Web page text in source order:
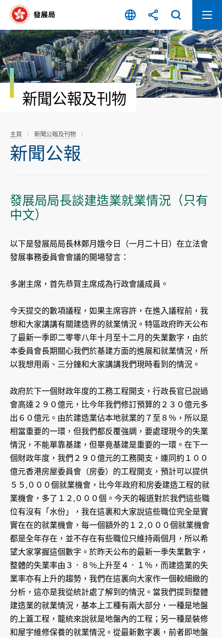
容
開
始
新聞公報及刊物
主頁 新聞公報及刊物
新聞公報
發展局局長談建造業就業情況（只有
中文）
以下是發展局局長林鄭月娥今日（一月二十日）在立法會
發展事務委員會會議的開場發言：
多謝主席，首先恭賀主席成為行政會議成員。
今天提交的數項議程，如果主席容許，在進入議程前，我
想和大家講講有關建造界的就業情況。特區政府昨天公布
了最新一季即二零零八年十月至十二月的失業數字，由於
本委員會長期關心我們於基建方面的進展和就業情況，所
以我想用兩、三分鐘和大家講講我們現時看到的情況。
政府於下一個財政年度的工務工程開支，行政長官已說過
會高達２９０億元，比今年我們修訂預算的２３０億元多
出６０億元。由於建造業佔本地就業的７至８％，所以是
相當重要的一環，但我們都反覆強調，要處理現今的失業
情況，不能單靠基建，但畢竟基建是重要的一環。在下一
個財政年度，我們２９０億元的工務開支，連同約１００
億元香港房屋委員會（房委）的工程開支，預計可以提供
５５,０００個就業機會，比今年政府和房委建造工程的就
業機會，多了１２,０００個。今天的報道對於我們這些職
位有沒有「水份」，我在這裏和大家說這些職位完全是實
實在在的就業機會，每一個額外的１２,０００個就業機會
都是全年存在，並不存在有些職位只維持兩個月，所以希
望大家掌握這個數字。於昨天公布的最新一季失業數字，
整體的失業率由３．８％上升至４．１％，而建造業的失
業率亦有上升的趨勢，我們在這裏向大家作一個較細緻的
分析，這亦是我從統計處了解到的情況。當我們提到整體
建造業的就業情況，基本上工種有兩大部分，一種是地盤
的上蓋工程，籠統來說就是地盤內的工程；另一種是裝修
和屋宇維修保養的就業情況。從最新數字裏，前者即地盤